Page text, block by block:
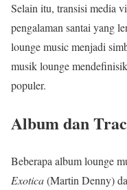
Selain itu, transisi media
pengalaman santai yang
lounge music menjadi
musik lounge
populer.
Album dan
Beberapa album lounge
Exotica(Martin Denny)